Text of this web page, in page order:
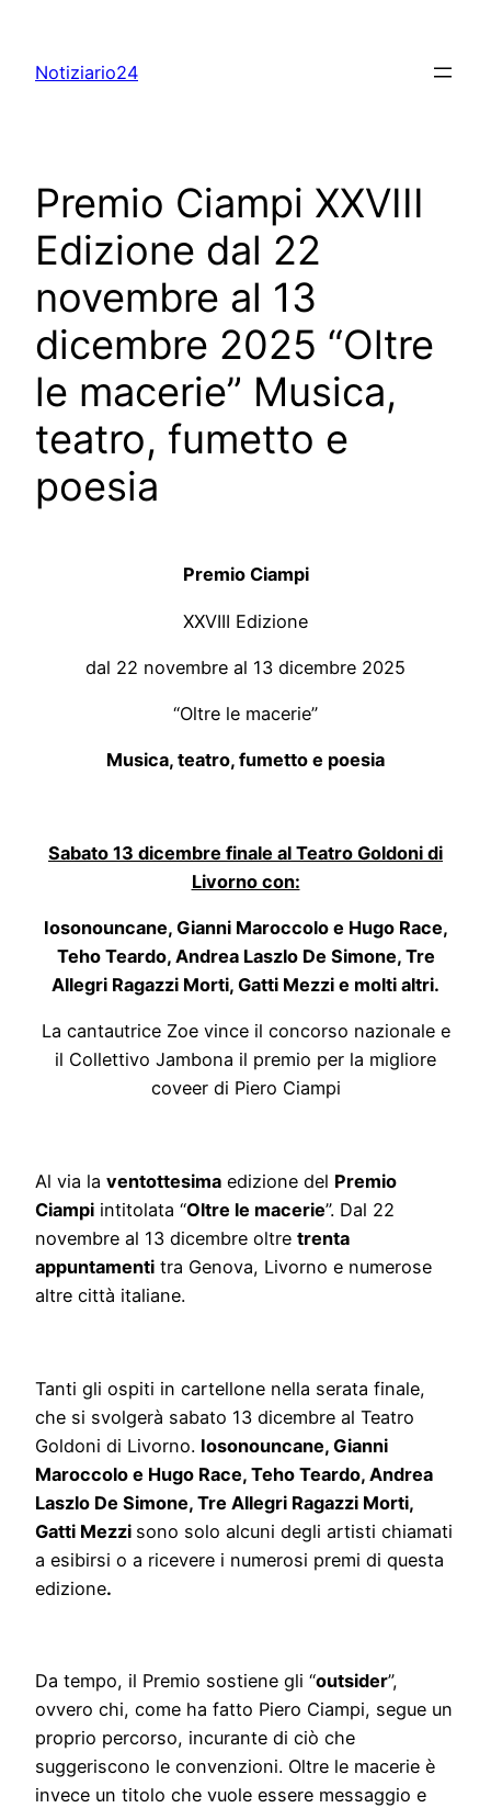
content
Notiziario24
Premio Ciampi XXVIII
Edizione dal 22
novembre al 13
dicembre 2025 “Oltre
le macerie” Musica,
teatro, fumetto e
poesia
Premio Ciampi
XXVIII Edizione
dal 22 novembre al 13 dicembre 2025
“Oltre le macerie”
Musica, teatro, fumetto e poesia
Sabato 13 dicembre finale al Teatro Goldoni di
Livorno con:
Iosonouncane, Gianni Maroccolo e Hugo Race,
Teho Teardo, Andrea Laszlo De Simone, Tre
Allegri Ragazzi Morti, Gatti Mezzi e molti altri.
La cantautrice Zoe vince il concorso nazionale e
il Collettivo Jambona il premio per la migliore
coveer di Piero Ciampi
Al via la ventottesima edizione del Premio
Ciampi intitolata “Oltre le macerie”. Dal 22
novembre al 13 dicembre oltre trenta
appuntamenti tra Genova, Livorno e numerose
altre città italiane.
Tanti gli ospiti in cartellone nella serata finale,
che si svolgerà sabato 13 dicembre al Teatro
Goldoni di Livorno. Iosonouncane, Gianni
Maroccolo e Hugo Race, Teho Teardo, Andrea
Laszlo De Simone, Tre Allegri Ragazzi Morti,
Gatti Mezzi sono solo alcuni degli artisti chiamati
a esibirsi o a ricevere i numerosi premi di questa
edizione.
Da tempo, il Premio sostiene gli “outsider”,
ovvero chi, come ha fatto Piero Ciampi, segue un
proprio percorso, incurante di ciò che
suggeriscono le convenzioni. Oltre le macerie è
invece un titolo che vuole essere messaggio e